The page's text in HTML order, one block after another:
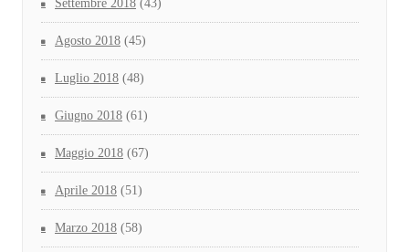
Settembre 2018 (43)
Agosto 2018 (45)
Luglio 2018 (48)
Giugno 2018 (61)
Maggio 2018 (67)
Aprile 2018 (51)
Marzo 2018 (58)